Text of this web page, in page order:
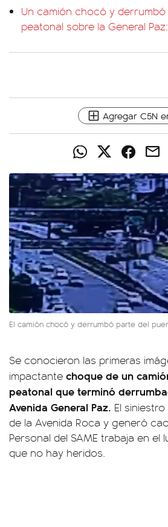
Un camión chocó y
peatonal sobre la General
Agregar C5N
El camión chocó y derrumbó parte del
Se conocieron las primeras
impactante choque de un
peatonal que terminó
Avenida General Paz. El
de la Avenida Roca y generó
Personal del SAME trabaja en el
que no hay heridos.